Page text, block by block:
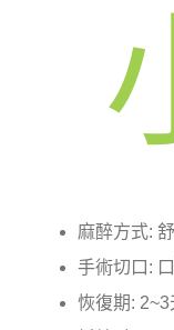
麻醉方式:
手術切口:
恢復期: 2~3